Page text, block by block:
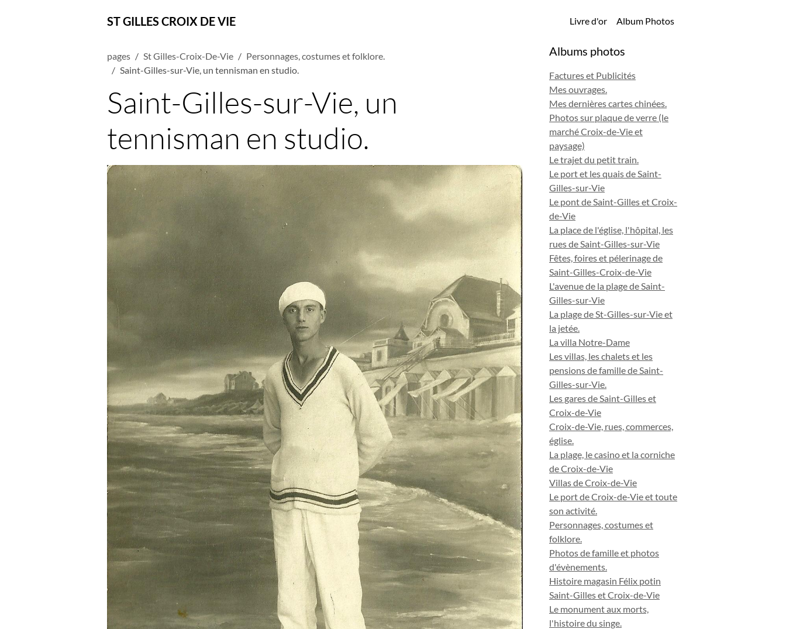
ST GILLES CROIX DE VIE Livre d'or Album Photos
pages St Gilles-Croix-De-Vie
Personnages, costumes et folklore.
Saint-Gilles-sur-Vie, un tennisman en studio.
Saint-Gilles-sur-Vie, un
tennisman en studio.
Albums photos
Factures et Publicités
Mes ouvrages.
Mes dernières cartes chinées.
Photos sur plaque de verre (le
marché Croix-de-Vie et
paysage)
Le trajet du petit train.
Le port et les quais de Saint-
Gilles-sur-Vie
Le pont de Saint-Gilles et Croix-
de-Vie
La place de l'église, l'hôpital, les
rues de Saint-Gilles-sur-Vie
Fêtes, foires et pélerinage de
Saint-Gilles-Croix-de-Vie
L'avenue de la plage de Saint-
Gilles-sur-Vie
La plage de St-Gilles-sur-Vie et
la jetée.
La villa Notre-Dame
Les villas, les chalets et les
pensions de famille de Saint-
Gilles-sur-Vie.
Les gares de Saint-Gilles et
Croix-de-Vie
Croix-de-Vie, rues, commerces,
église.
La plage, le casino et la corniche
de Croix-de-Vie
Villas de Croix-de-Vie
Le port de Croix-de-Vie et toute
son activité.
Personnages, costumes et
folklore.
Photos de famille et photos
d'évènements.
Histoire magasin Félix potin
Saint-Gilles et Croix-de-Vie
Le monument aux morts,
l'histoire du singe.